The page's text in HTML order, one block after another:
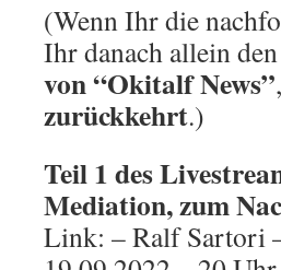
(Wenn Ihr die
Ihr danach allein den
von “Okitalf News”
zurückkehrt.)
Teil 1 des
Mediation, zum
Link: – Ralf Sartori